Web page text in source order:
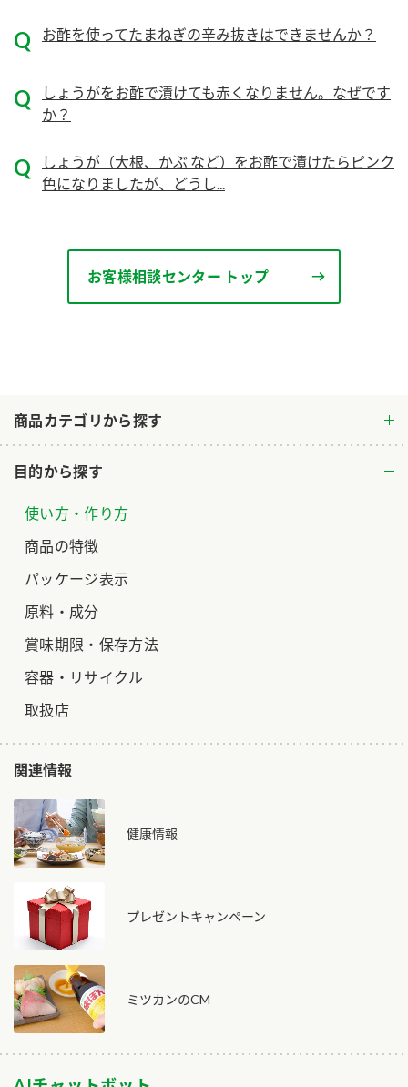
千夜
スペシャルサイト
お酢を知ろう！
ぽん酢サワー
ミツカンのCM
ロングセラー商品 ＋ おすすめレシピ
各部門が大切にしていること
キッザニア東京「ぽん酢工房」
販売終了製品のご案内
お問い合わせ
地図から取り扱い店舗を探す
ミツカン公式通販
業務用サイト ミツカングループについて
商品カテゴリから探す
目的から探す
使い方・作り方
商品の特徴
パッケージ表示
原料・成分
賞味期限・保存方法
容器・リサイクル
取扱店
関連情報
健康情報
プレゼントキャンペーン
ミツカンのCM
お酢を使ってたまねぎの辛み抜きはできませんか？
しょうがをお酢で漬けても赤くなりません。なぜです
か？
しょうが（大根、かぶ など）をお酢で漬けたらピンク
色になりましたが、どうし...
お客様相談センター トップ